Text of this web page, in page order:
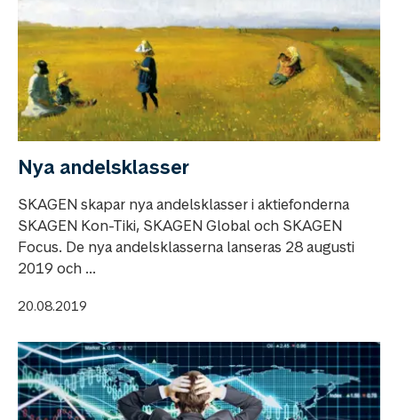
Nya andelsklasser
SKAGEN skapar nya andelsklasser i aktiefonderna
SKAGEN Kon-Tiki, SKAGEN Global och SKAGEN
Focus. De nya andelsklasserna lanseras 28 augusti
2019 och ...
20.08.2019